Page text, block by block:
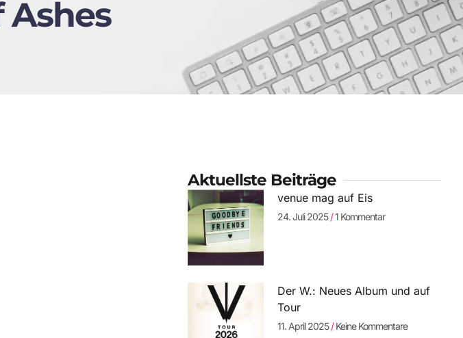
Ashes
Aktuellste Beiträge
venue mag auf Eis
24. Juli 2025 1 Kommentar
Der W.: Neues Album und auf
Tour
11. April 2025 Keine Kommentare